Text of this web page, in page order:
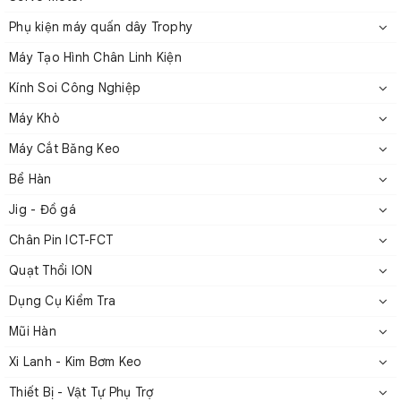
ổn định và độ tin cậy cao. Sản phẩm được đảm bảo
tuổi thọ dài với rủi ro hỏng hóc tối thiểu, mang lại sự
Linh kiện gia công kim loại chính xác
Phụ kiện máy quấn dây Trophy
Máy Tạo Hình Chân Linh Kiện
Kính Soi Công Nghiệp
Máy Khò
Máy Cắt Băng Keo
Bể Hàn
Jig - Đồ gá
Chân Pin ICT-FCT
Quạt Thổi ION
Dụng Cụ Kiểm Tra
Mũi Hàn
Xi Lanh - Kim Bơm Keo
Thiết Bị - Vật Tự Phụ Trợ